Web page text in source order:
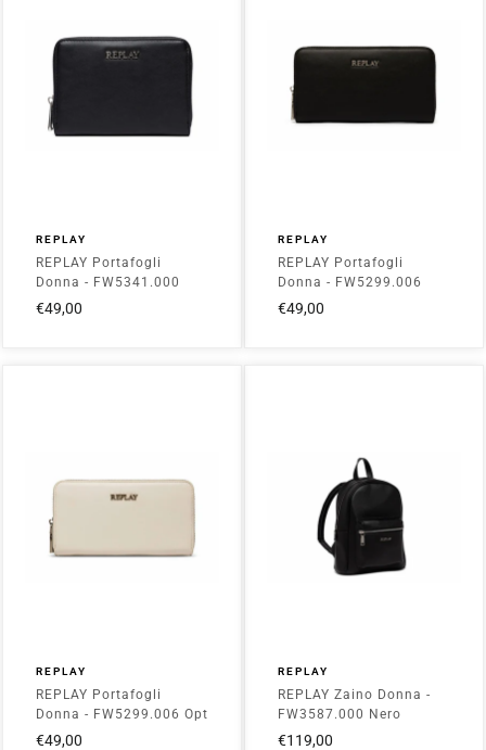
REPLAY
REPLAY Portafogli
Donna - FW5341.000
Nero
€49,00
REPLAY
REPLAY Portafogli
Donna - FW5299.006
Black
€49,00
REPLAY
REPLAY Portafogli
Donna - FW5299.006 Opt
White
€49,00
REPLAY
REPLAY Zaino Donna -
FW3587.000 Nero
€119,00